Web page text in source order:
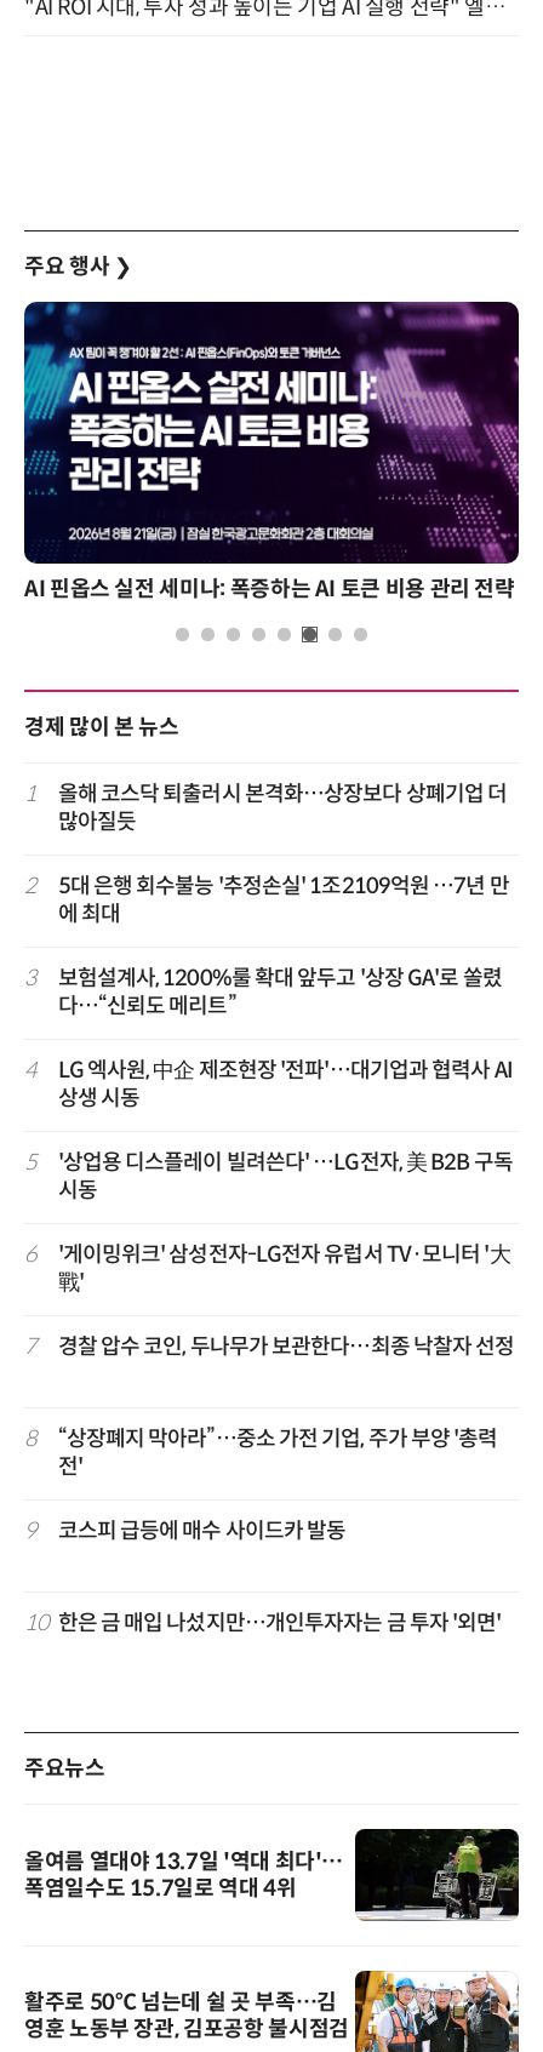
"AI ROI 시대, 투자 성과 높이는 기업 AI 실행 전략" 엘타워 6층 (9월 18일)
주요 행사 ❯
AI 핀옵스 실전 세미나: 폭증하는 AI 토큰 비용 관리 전략
경제 많이 본 뉴스
1
올해 코스닥 퇴출러시 본격화…상장보다 상폐기업 더
많아질듯
2
5대 은행 회수불능 '추정손실' 1조2109억원 …7년 만
에 최대
3
보험설계사, 1200%룰 확대 앞두고 '상장 GA'로 쏠렸
다…“신뢰도 메리트”
4
LG 엑사원, 中企 제조현장 '전파'…대기업과 협력사 AI
상생 시동
5
'상업용 디스플레이 빌려쓴다' …LG전자, 美 B2B 구독
시동
6
'게이밍위크' 삼성전자-LG전자 유럽서 TV·모니터 '大
戰'
7 경찰 압수 코인, 두나무가 보관한다…최종 낙찰자 선정
8
“상장폐지 막아라”…중소 가전 기업, 주가 부양 '총력
전'
9 코스피 급등에 매수 사이드카 발동
10 한은 금 매입 나섰지만…개인투자자는 금 투자 '외면'
주요뉴스
올여름 열대야 13.7일 '역대 최다'…
폭염일수도 15.7일로 역대 4위
활주로 50℃ 넘는데 쉴 곳 부족…김
영훈 노동부 장관, 김포공항 불시점검